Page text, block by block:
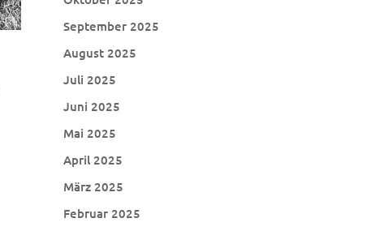
September 2025
August 2025
Juli 2025
Juni 2025
Mai 2025
April 2025
März 2025
Februar 2025